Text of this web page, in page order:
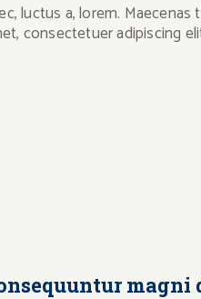
luctus a, lorem.
consectetuer adipiscing
magni